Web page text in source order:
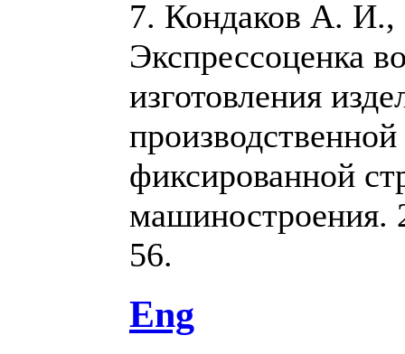
7. Кондаков А.
Экспрессоценка
изготовления
фиксированной
56.
Eng